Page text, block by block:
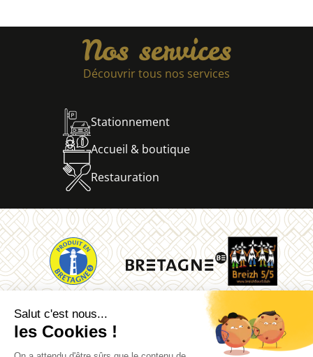
Nos services
Découvrir tous nos services
Stationnement
Accueil & boutique
Restauration
Quénéquillec
22160 Carnoët